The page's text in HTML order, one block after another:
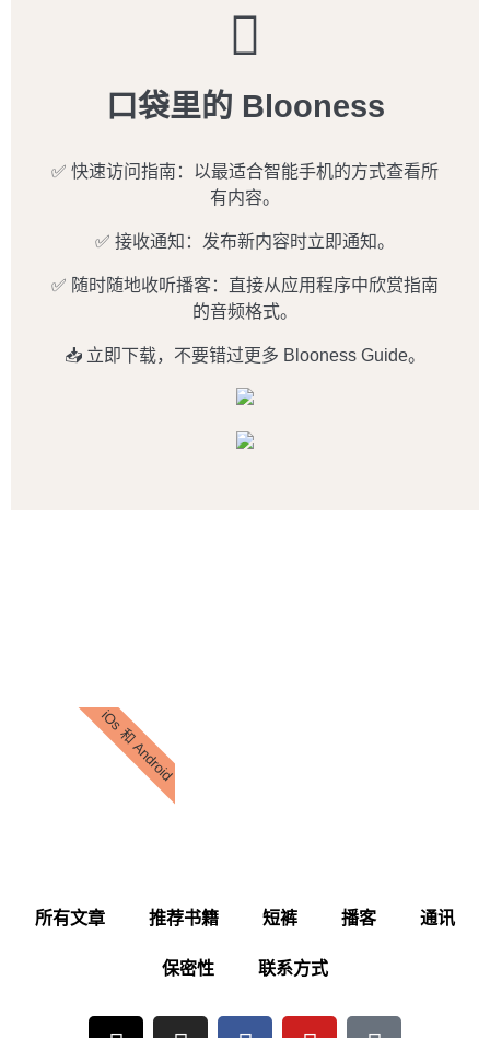
口袋里的 Blooness
✅ 快速访问指南：以最适合智能手机的方式查看所
有内容。
✅ 接收通知：发布新内容时立即通知。
✅ 随时随地收听播客：直接从应用程序中欣赏指南
的音频格式。
📥 立即下载，不要错过更多 Blooness Guide。
iOs 和 Android
所有文章 推荐书籍 短裤 播客 通讯
保密性 联系方式